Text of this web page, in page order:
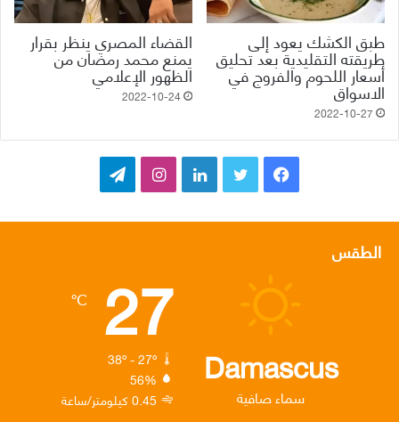
طبق الكشك يعود إلى
طريقته التقليدية بعد تحليق
أسعار اللحوم والفروج في
الاسواق
2022-10-27
القضاء المصري ينظر بقرار
يمنع محمد رمضان من
الظهور الإعلامي
2022-10-24
ب
و
ت
ق
ر
ا
ر
ا
الطقس
Damascus
سماء صافية
27
℃
38º - 27º
56%
0.45 كيلومتر/ساعة